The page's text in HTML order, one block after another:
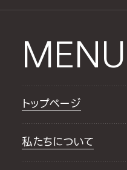
MENU
トップページ
私たちについて